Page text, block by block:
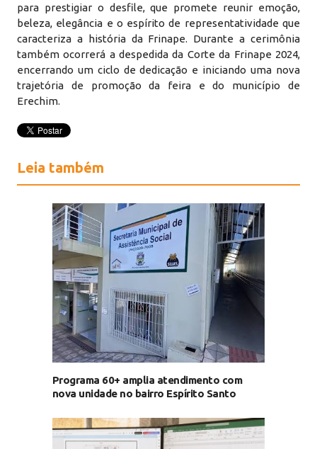
para prestigiar o desfile, que promete reunir emoção,
beleza, elegância e o espírito de representatividade que
caracteriza a história da Frinape. Durante a cerimônia
também ocorrerá a despedida da Corte da Frinape 2024,
encerrando um ciclo de dedicação e iniciando uma nova
trajetória de promoção da feira e do município de
Erechim.
Leia também
Programa 60+ amplia atendimento com
nova unidade no bairro Espírito Santo